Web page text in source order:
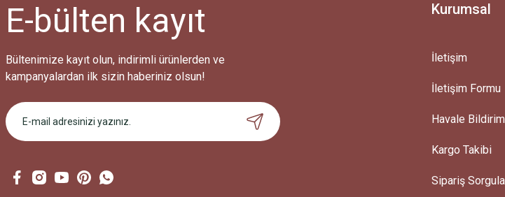
Bu ürüne benzer farklı alternatifler olmalı.
Gönder
E-bülten kayıt
Bültenimize kayıt olun, indirimli ürünlerden ve
kampanyalardan ilk sizin haberiniz olsun!
Kurumsal
İletişim
İletişim Formu
Havale
Kargo Takibi
Sipariş Sorgula